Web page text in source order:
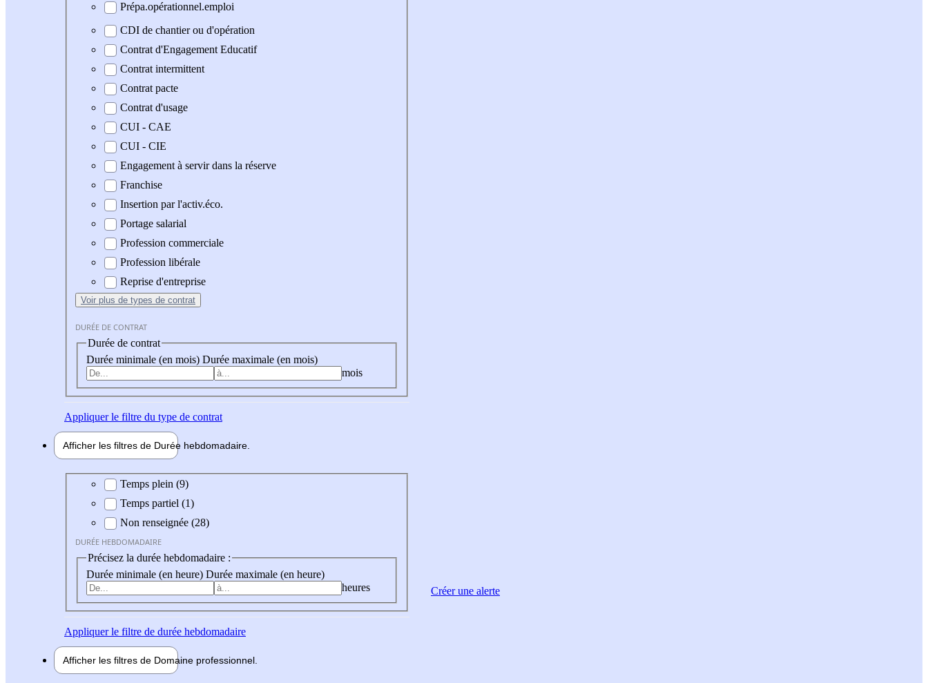
Prépa.opérationnel.emploi
CDI de chantier ou d'opération
Contrat d'Engagement Educatif
Contrat intermittent
Contrat pacte
Contrat d'usage
CUI - CAE
CUI - CIE
Engagement à servir dans la réserve
Franchise
Insertion par l'activ.éco.
Portage salarial
Profession commerciale
Profession libérale
Reprise d'entreprise
Voir plus de types de contrat
DURÉE DE CONTRAT
Durée de contrat
Durée minimale (en mois) Durée maximale (en mois)
mois
Appliquerle filtre du type de contrat
Afficher les filtres de Durée hebdomadaire
Durée hebdomadaire
Temps plein (9)
Temps partiel (1)
Non renseignée (28)
DURÉE HEBDOMADAIRE
Précisez la durée hebdomadaire :
Durée minimale (en heure) Durée maximale (en heure)
heures
Appliquerle filtre de durée hebdomadaire
Afficher les filtres de Domaine professionnel
Créer une alerte